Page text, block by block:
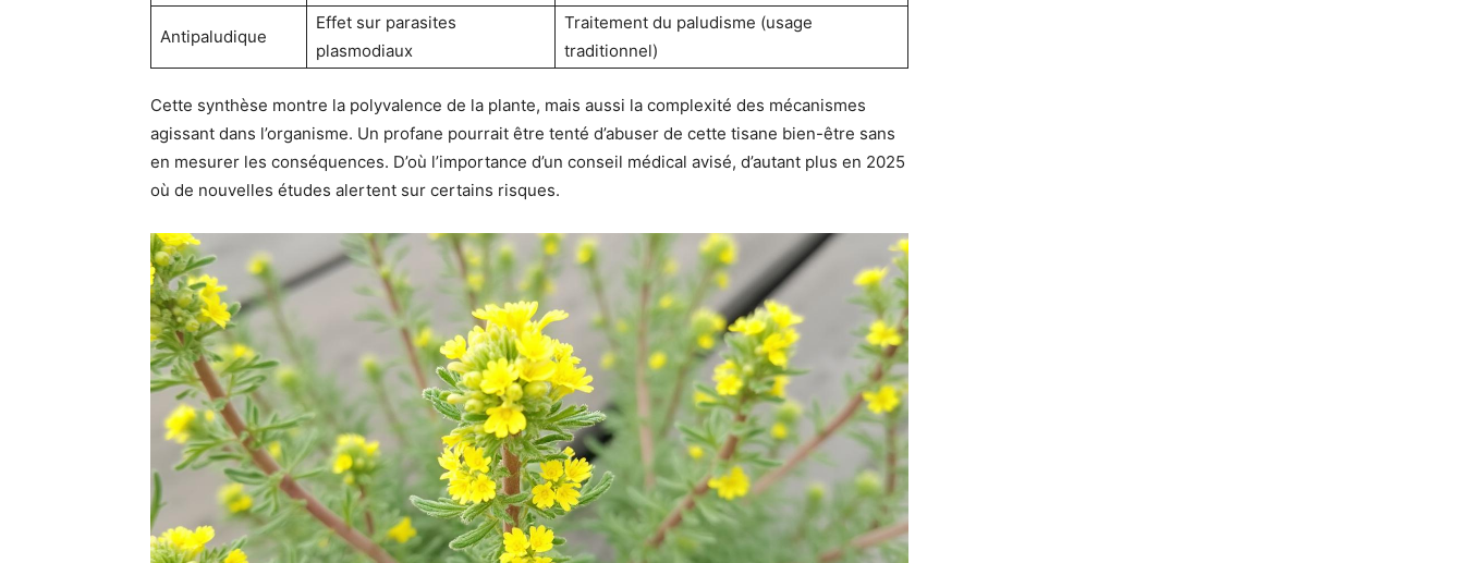
Antipaludique
Effet sur parasites
plasmodiaux
Traitement du paludisme (usage
traditionnel)
Cette synthèse montre la polyvalence de la plante, mais aussi la complexité des mécanismes
agissant dans l’organisme. Un profane pourrait être tenté d’abuser de cette tisane bien-être sans
en mesurer les conséquences. D’où l’importance d’un conseil médical avisé, d’autant plus en 2025
où de nouvelles études alertent sur certains risques.